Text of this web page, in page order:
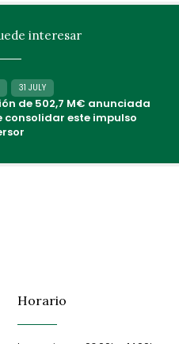
interesar
31 JULY
de 502,7 M€ anunciada
este impulso
Horario